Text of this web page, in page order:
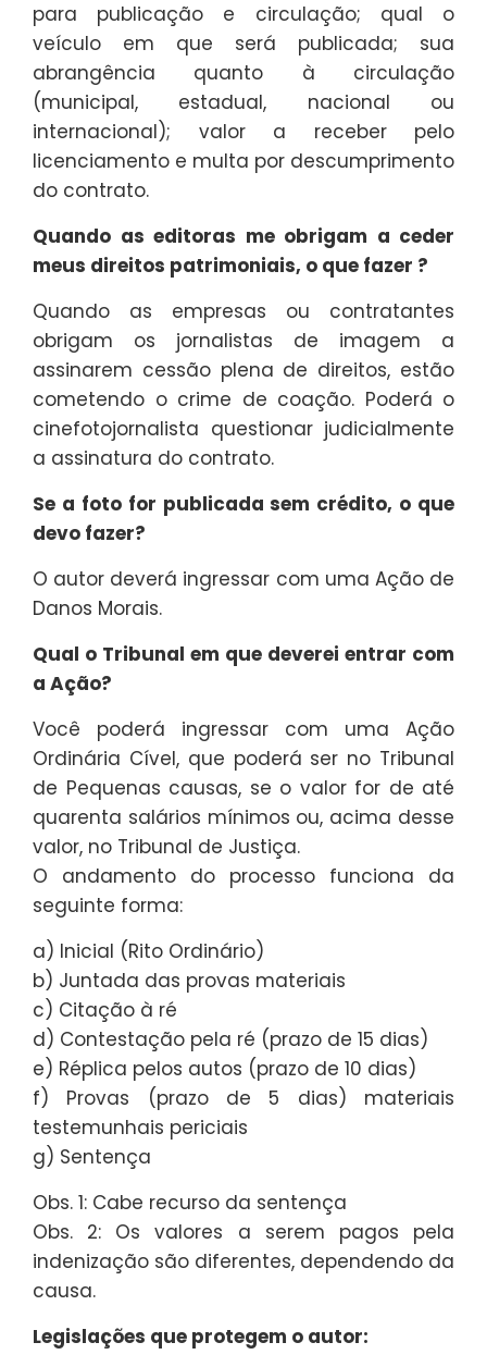
para publicação e circulação; qual o
veículo em que será publicada; sua
abrangência quanto à circulação
(municipal, estadual, nacional ou
internacional); valor a receber pelo
licenciamento e multa por descumprimento
do contrato.
Quando as editoras me obrigam a ceder
meus direitos patrimoniais, o que fazer ?
Quando as empresas ou contratantes
obrigam os jornalistas de imagem a
assinarem cessão plena de direitos, estão
cometendo o crime de coação. Poderá o
cinefotojornalista questionar judicialmente
a assinatura do contrato.
Se a foto for publicada sem crédito, o que
devo fazer?
O autor deverá ingressar com uma Ação de
Danos Morais.
Qual o Tribunal em que deverei entrar com
a Ação?
Você poderá ingressar com uma Ação
Ordinária Cível, que poderá ser no Tribunal
de Pequenas causas, se o valor for de até
quarenta salários mínimos ou, acima desse
valor, no Tribunal de Justiça.
O andamento do processo funciona da
seguinte forma:
a) Inicial (Rito Ordinário)
b) Juntada das provas materiais
c) Citação à ré
d) Contestação pela ré (prazo de 15 dias)
e) Réplica pelos autos (prazo de 10 dias)
f) Provas (prazo de 5 dias) materiais
testemunhais periciais
g) Sentença
Obs. 1: Cabe recurso da sentença
Obs. 2: Os valores a serem pagos pela
indenização são diferentes, dependendo da
causa.
Legislações que protegem o autor: